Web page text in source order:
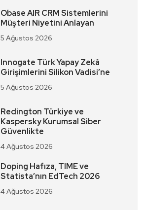
Obase AIR CRM Sistemlerini
Müşteri Niyetini Anlayan
5 Ağustos 2026
Innogate Türk Yapay Zekâ
Girişimlerini Silikon Vadisi’ne
5 Ağustos 2026
Redington Türkiye ve
Kaspersky Kurumsal Siber
Güvenlikte
4 Ağustos 2026
Doping Hafıza, TIME ve
Statista’nın EdTech 2026
4 Ağustos 2026